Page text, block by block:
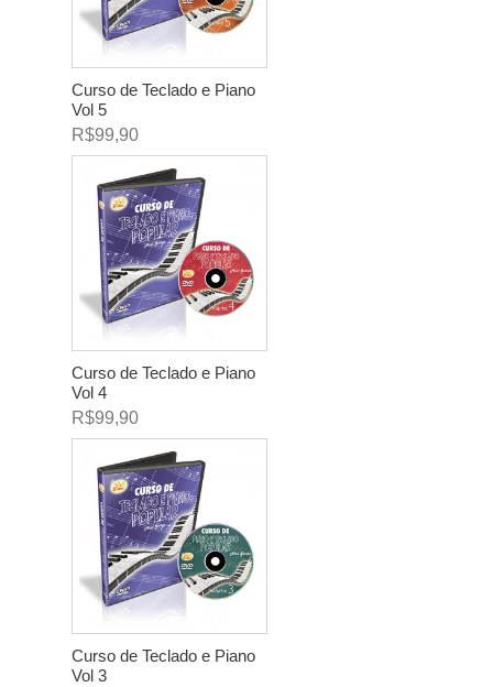
Curso de Teclado e Piano
Vol 5
R$99,90
Curso de Teclado e Piano
Vol 4
R$99,90
Curso de Teclado e Piano
Vol 3